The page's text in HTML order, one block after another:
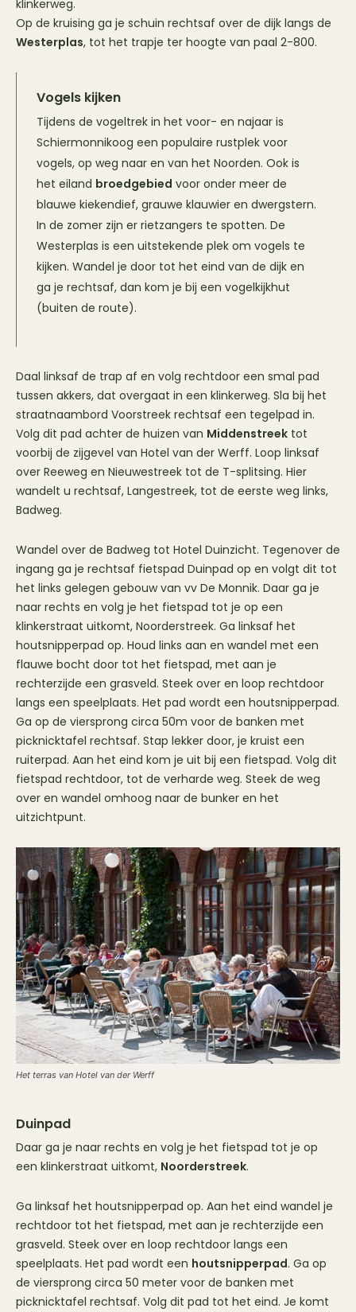
klinkerweg.
Op de kruising ga je schuin rechtsaf over de dijk langs de
Westerplas, tot het trapje ter hoogte van paal 2-800.
Vogels kijken
Tijdens de vogeltrek in het voor- en najaar is
Schiermonnikoog een populaire rustplek voor
vogels, op weg naar en van het Noorden. Ook is
het eiland broedgebied voor onder meer de
blauwe kiekendief, grauwe klauwier en dwergstern.
In de zomer zijn er rietzangers te spotten. De
Westerplas is een uitstekende plek om vogels te
kijken. Wandel je door tot het eind van de dijk en
ga je rechtsaf, dan kom je bij een vogelkijkhut
(buiten de route).
Daal linksaf de trap af en volg rechtdoor een smal pad
tussen akkers, dat overgaat in een klinkerweg. Sla bij het
straatnaambord Voorstreek rechtsaf een tegelpad in.
Volg dit pad achter de huizen van Middenstreek tot
voorbij de zijgevel van Hotel van der Werff. Loop linksaf
over Reeweg en Nieuwestreek tot de T-splitsing. Hier
wandelt u rechtsaf, Langestreek, tot de eerste weg links,
Badweg.
Wandel over de Badweg tot Hotel Duinzicht. Tegenover de
ingang ga je rechtsaf fietspad Duinpad op en volgt dit tot
het links gelegen gebouw van vv De Monnik. Daar ga je
naar rechts en volg je het fietspad tot je op een
klinkerstraat uitkomt, Noorderstreek. Ga linksaf het
houtsnipperpad op. Houd links aan en wandel met een
flauwe bocht door tot het fietspad, met aan je
rechterzijde een grasveld. Steek over en loop rechtdoor
langs een speelplaats. Het pad wordt een houtsnipperpad.
Ga op de viersprong circa 50m voor de banken met
picknicktafel rechtsaf. Stap lekker door, je kruist een
ruiterpad. Aan het eind kom je uit bij een fietspad. Volg dit
fietspad rechtdoor, tot de verharde weg. Steek de weg
over en wandel omhoog naar de bunker en het
uitzichtpunt.
Het terras van Hotel van der Werff
Duinpad
Daar ga je naar rechts en volg je het fietspad tot je op
een klinkerstraat uitkomt, Noorderstreek.
Ga linksaf het houtsnipperpad op. Aan het eind wandel je
rechtdoor tot het fietspad, met aan je rechterzijde een
grasveld. Steek over en loop rechtdoor langs een
speelplaats. Het pad wordt een houtsnipperpad. Ga op
de viersprong circa 50 meter voor de banken met
picknicktafel rechtsaf. Volg dit pad tot het eind. Je komt